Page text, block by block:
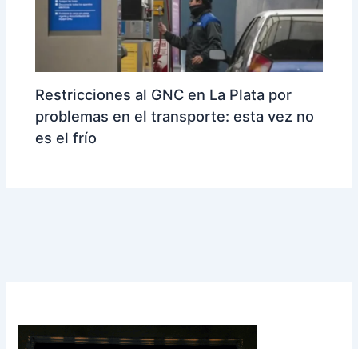
Restricciones al GNC en La Plata por
problemas en el transporte: esta vez no
es el frío